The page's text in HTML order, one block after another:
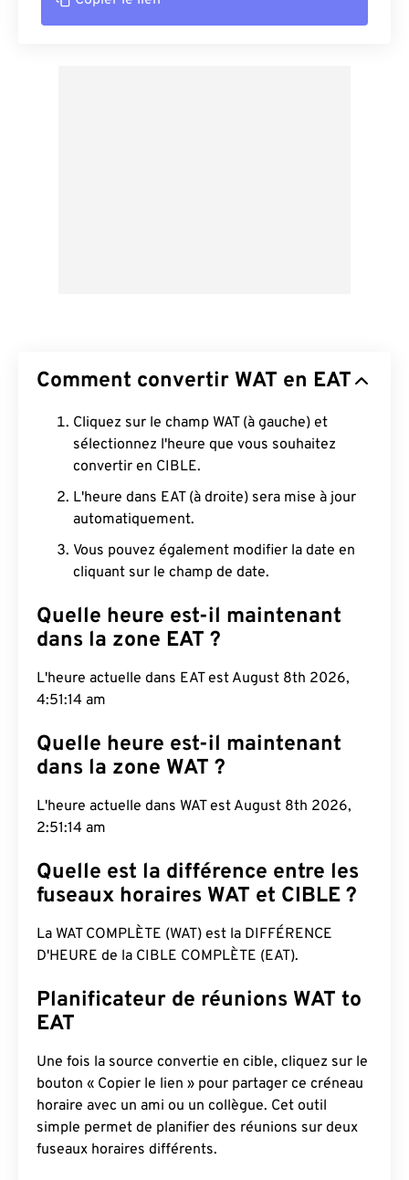
Comment convertir WAT en EAT
Cliquez sur le champ WAT (à gauche) et
sélectionnez l'heure que vous souhaitez
convertir en CIBLE.
L'heure dans EAT (à droite) sera mise à jour
automatiquement.
Vous pouvez également modifier la date en
cliquant sur le champ de date.
Quelle heure est-il maintenant
dans la zone EAT ?
L'heure actuelle dans EAT est August 8th 2026,
4:51:15 am
Quelle heure est-il maintenant
dans la zone WAT ?
L'heure actuelle dans WAT est August 8th 2026,
2:51:15 am
Quelle est la différence entre les
fuseaux horaires WAT et CIBLE ?
La WAT COMPLÈTE (WAT) est la DIFFÉRENCE
D'HEURE de la CIBLE COMPLÈTE (EAT).
Planificateur de réunions WAT to
EAT
Une fois la source convertie en cible, cliquez sur le
bouton « Copier le lien » pour partager ce créneau
horaire avec un ami ou un collègue. Cet outil
simple permet de planifier des réunions sur deux
fuseaux horaires différents.